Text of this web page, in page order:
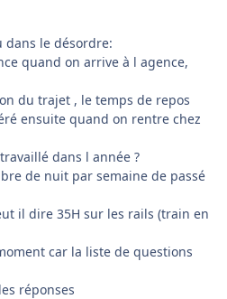
dans le désordre:
quand on arrive à l agence,
du trajet , le temps de repos
ensuite quand on rentre chez
dans l année ?
de nuit par semaine de passé
il dire 35H sur les rails (train en
car la liste de questions
réponses